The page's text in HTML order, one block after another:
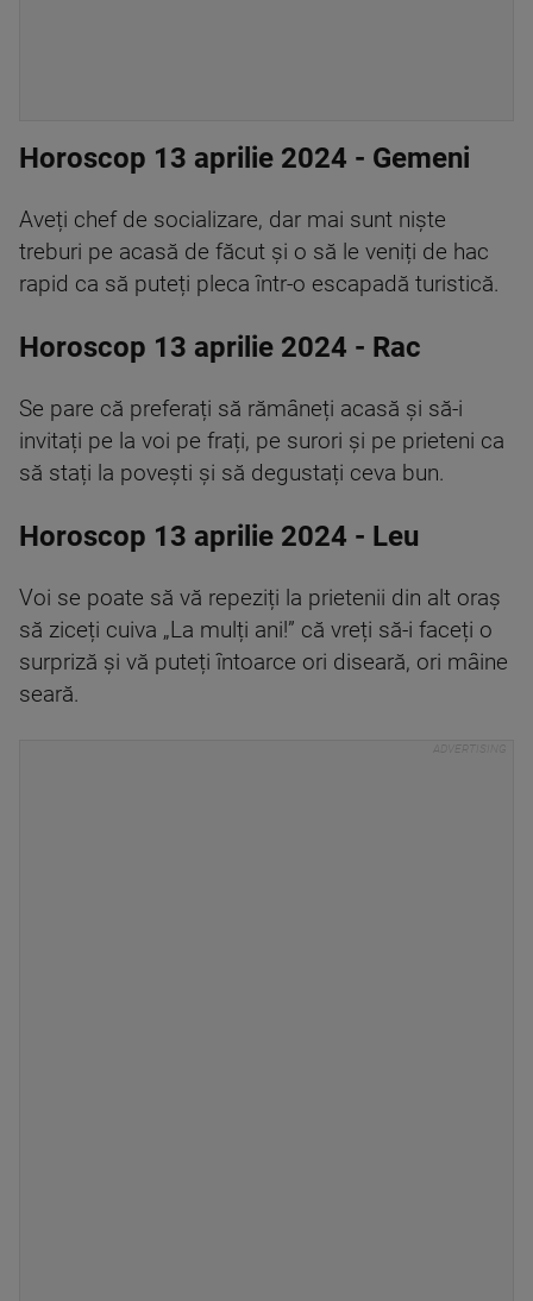
Horoscop 13 aprilie 2024 - Gemeni
Aveți chef de socializare, dar mai sunt niște
treburi pe acasă de făcut și o să le veniți de hac
rapid ca să puteți pleca într-o escapadă turistică.
Horoscop 13 aprilie 2024 - Rac
Se pare că preferați să rămâneți acasă și să-i
invitați pe la voi pe frați, pe surori și pe prieteni ca
să stați la povești și să degustați ceva bun.
Horoscop 13 aprilie 2024 - Leu
Voi se poate să vă repeziți la prietenii din alt oraș
să ziceți cuiva „La mulți ani!” că vreți să-i faceți o
surpriză și vă puteți întoarce ori diseară, ori mâine
seară.